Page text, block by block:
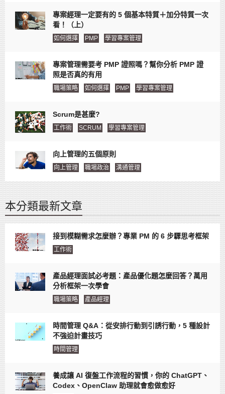
專案經理一定要有的 5 個基本特質＋加分特質一次
看！（上）
如何選擇 PMP 學習專案管理
專案管理需要考 PMP 證照嗎？幫你分析 PMP 證
照是否真的有用
職場策略 如何選擇 PMP 學習專案管理
Scrum是甚麼?
工作術 SCRUM 學習專案管理
向上管理的五個原則
向上管理 職場政治 溝通管理
本分類最新文章
接到模糊需求怎麼辦？專業 PM 的 6 步驟思考框架
工作術
產品經理面試必考題：產品優化題怎麼回答？萬用
分析框架一次學會
職場策略 產品經理
時間管理 Q&A：從安排行動到引誘行動，5 種設計
不強迫計畫技巧
時間管理
養成讓 AI 復盤工作流程的習慣，你的 ChatGPT、
Codex、OpenClaw 助理就會愈做愈好